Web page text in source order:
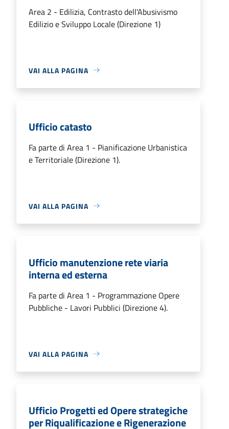
Area 2 - Edilizia, Contrasto dell'Abusivismo
Edilizio e Sviluppo Locale (Direzione 1)
VAI ALLA PAGINA
Ufficio catasto
Fa parte di Area 1 - Pianificazione Urbanistica
e Territoriale (Direzione 1).
VAI ALLA PAGINA
Ufficio manutenzione rete viaria
interna ed esterna
Fa parte di Area 1 - Programmazione Opere
Pubbliche - Lavori Pubblici (Direzione 4).
VAI ALLA PAGINA
Ufficio Progetti ed Opere strategiche
per Riqualificazione e Rigenerazione